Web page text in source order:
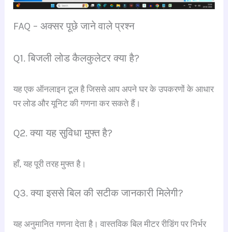
FAQ – अक्सर पूछे जाने वाले प्रश्न
Q1. बिजली लोड कैलकुलेटर क्या है?
यह एक ऑनलाइन टूल है जिससे आप अपने घर के उपकरणों के आधार
पर लोड और यूनिट की गणना कर सकते हैं।
Q2. क्या यह सुविधा मुफ्त है?
हाँ, यह पूरी तरह मुफ्त है।
Q3. क्या इससे बिल की सटीक जानकारी मिलेगी?
यह अनुमानित गणना देता है। वास्तविक बिल मीटर रीडिंग पर निर्भर